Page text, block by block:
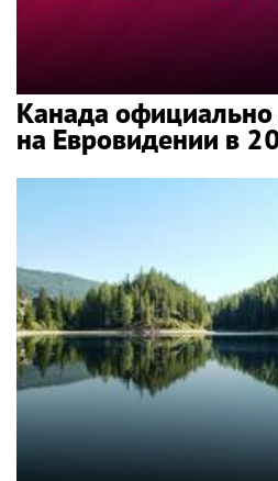
Канада
на Евровидении в